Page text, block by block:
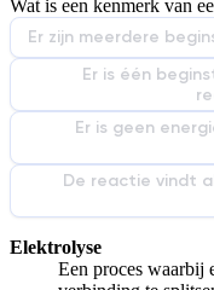
Afspelen werkte niet
Wat is een kenmerk van
Er zijn meerdere
Er is één
Er is geen
De reactie vindt
Elektrolyse
Een proces waarbij